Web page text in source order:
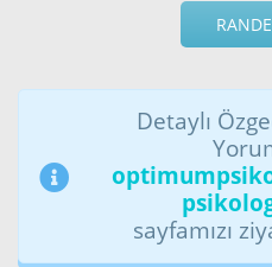
Detaylı
sayfamızı